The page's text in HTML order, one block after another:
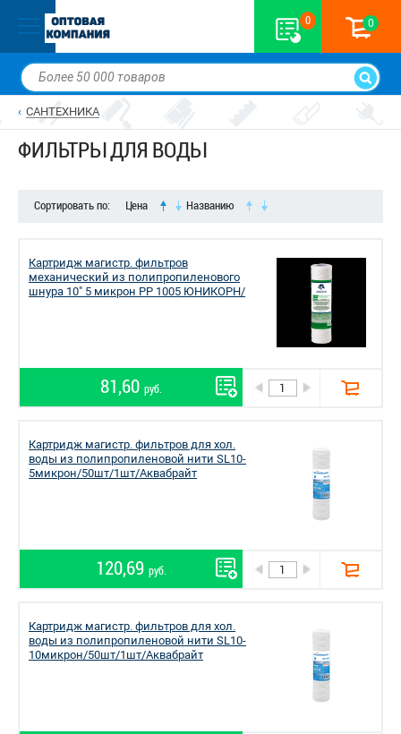
0 0
САНТЕХНИКА
ФИЛЬТРЫ ДЛЯ ВОДЫ
Сортировать по: Цена Названию
Картридж магистр. фильтров
механический из полипропиленового
шнура 10" 5 микрон РP 1005 ЮНИКОРН/
81,60 руб.
Картридж магистр. фильтров для хол.
воды из полипропиленовой нити SL10-
5микрон/50шт/1шт/Аквабрайт
120,69 руб.
Картридж магистр. фильтров для хол.
воды из полипропиленовой нити SL10-
10микрон/50шт/1шт/Аквабрайт